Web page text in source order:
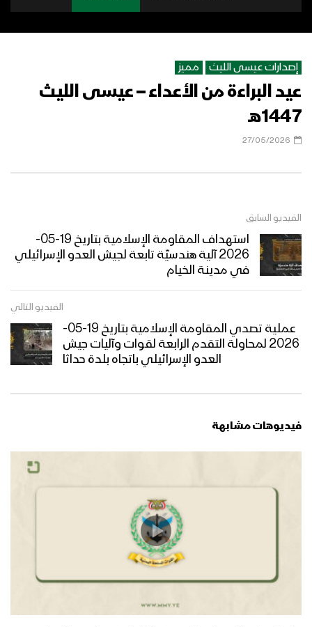
إصدارات عيسى الليث مميز
عيد البراءة من الأعداء – عيسى الليث
1447هـ
27/05/2026
الفيديو السابق
استهداف المقاومة الإسلامية بتاريخ 19-05-
2026 آلية هندسيّة تابعة لجيش العدو الإسرائيلي
في مدينة الخيام
الفيديو التالي
عملية تصدي المقاومة الإسلامية بتاريخ 19-05-
2026 لمحاولة التقدم الرابعة لقوات وآليات جيش
العدو الإسرائيلي باتجاه بلدة حداثا
فيديوهات مشابهة